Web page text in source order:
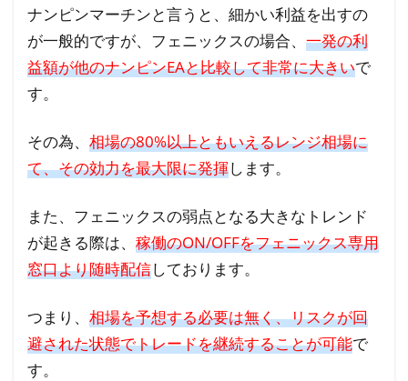
売
ツ
ー
ル
ェ
ニ
ク
ス
の
ま
め
ナンピンマーチンと言うと、細かい利益を出すの
が一般的ですが、フェニックスの場合、 一発の利
益額が他のナンピンEAと比較して非常に大きいで
す。
その為、 相場の80%以上ともいえるレンジ相場に
て、その効力を最大限に発揮します。
また、フェニックスの弱点となる大きなトレンド
が起きる際は、 稼働のON/OFFをフェニックス専用
窓口より随時配信しております。
つまり、 相場を予想する必要は無く、リスクが回
避された状態でトレードを継続することが可能で
す。